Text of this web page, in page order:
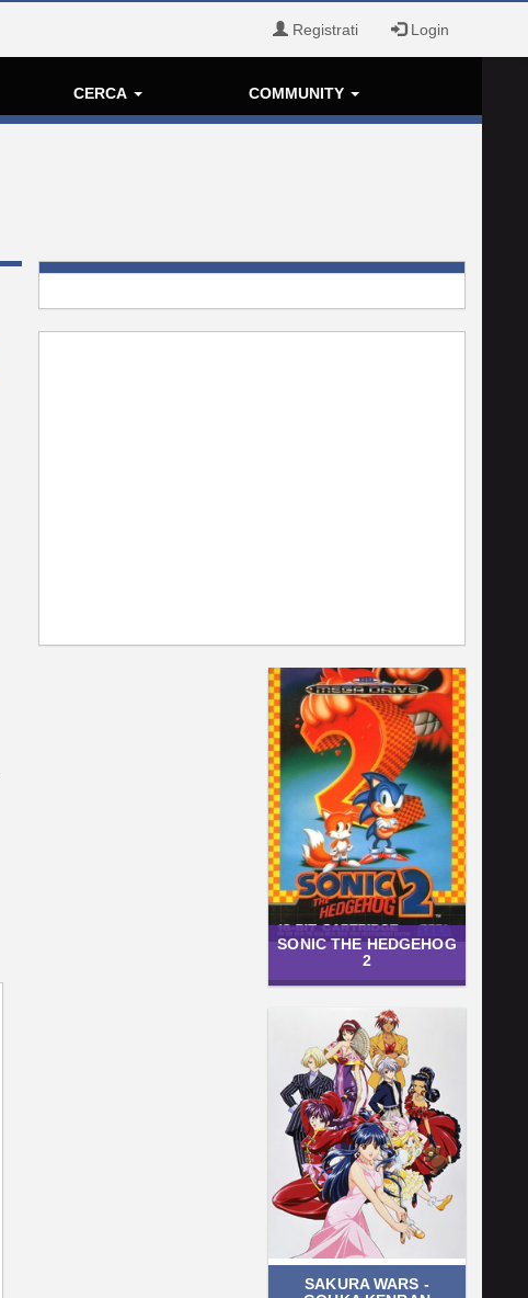
Registrati Login
CERCA COMMUNITY
SONIC THE HEDGEHOG
2
SAKURA WARS -